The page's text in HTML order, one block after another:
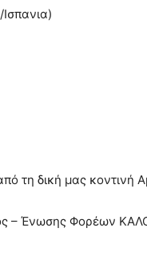
τη δική μας κοντινή
– Ένωσης Φορέων